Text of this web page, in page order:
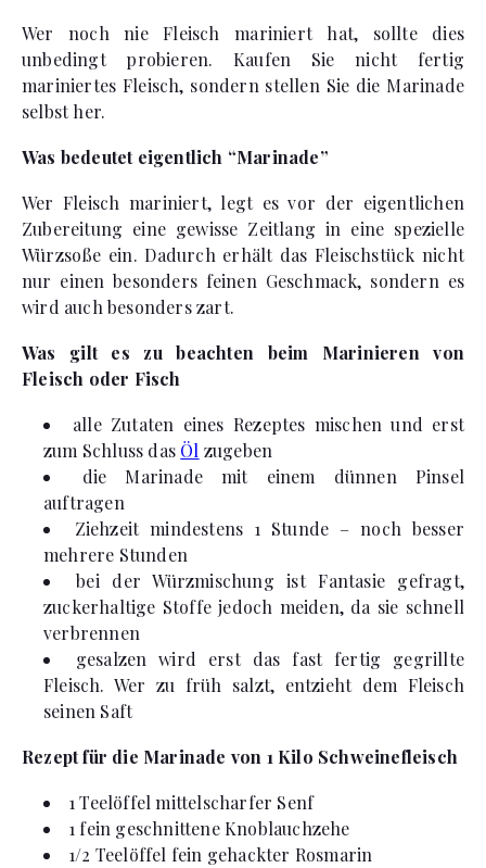
Wer noch nie Fleisch mariniert hat, sollte dies
unbedingt probieren. Kaufen Sie nicht fertig
mariniertes Fleisch, sondern stellen Sie die Marinade
selbst her.
Was bedeutet eigentlich “Marinade”
Wer Fleisch mariniert, legt es vor der eigentlichen
Zubereitung eine gewisse Zeitlang in eine spezielle
Würzsoße ein. Dadurch erhält das Fleischstück nicht
nur einen besonders feinen Geschmack, sondern es
wird auch besonders zart.
Was gilt es zu beachten beim Marinieren von
Fleisch oder Fisch
alle Zutaten eines Rezeptes mischen und erst
zum Schluss das Öl zugeben
die Marinade mit einem dünnen Pinsel
auftragen
Ziehzeit mindestens 1 Stunde – noch besser
mehrere Stunden
bei der Würzmischung ist Fantasie gefragt,
zuckerhaltige Stoffe jedoch meiden, da sie schnell
verbrennen
gesalzen wird erst das fast fertig gegrillte
Fleisch. Wer zu früh salzt, entzieht dem Fleisch
seinen Saft
Rezept für die Marinade von 1 Kilo Schweinefleisch
1 Teelöffel mittelscharfer Senf
1 fein geschnittene Knoblauchzehe
1/2 Teelöffel fein gehackter Rosmarin